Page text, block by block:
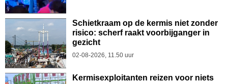
Schietkraam op de kermis niet zonder
risico: scherf raakt voorbijganger in
gezicht
02-08-2026, 11.50 uur
Kermisexploitanten reizen voor niets